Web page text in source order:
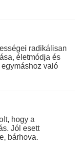
radikálisan
életmódja és
való
hogy a
Jól esett
bárhova.